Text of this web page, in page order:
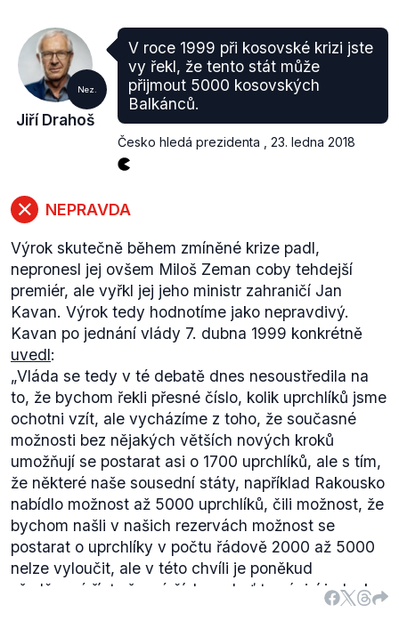
věroučnými dogmaty, nemá v Evropě co
pohledávat.
Jiří Drahoš se v rozhovoru proInfo.cz postavil i proti
ekonomickým migrantům (především z Afriky a
dalších lidnatých zemí).
Nez.
Jiří Drahoš
V roce 1999 při kosovské krizi jste
vy řekl, že tento stát může
přijmout 5000 kosovských
Balkánců.
Česko hledá prezidenta 23. ledna 2018
NEPRAVDA
Výrok skutečně během zmíněné krize padl,
nepronesl jej ovšem Miloš Zeman coby tehdejší
premiér, ale vyřkl jej jeho ministr zahraničí Jan
Kavan. Výrok tedy hodnotíme jako nepravdivý.
Kavan po jednání vlády 7. dubna 1999 konkrétně
uvedl:
„Vláda se tedy v té debatě dnes nesoustředila na
to, že bychom řekli přesné číslo, kolik uprchlíků jsme
ochotni vzít, ale vycházíme z toho, že současné
možnosti bez nějakých větších nových kroků
umožňují se postarat asi o 1700 uprchlíků, ale s tím,
že některé naše sousední státy, například Rakousko
nabídlo možnost až 5000 uprchlíků, čili možnost, že
bychom našli v našich rezervách možnost se
postarat o uprchlíky v počtu řádově 2000 až 5000
nelze vyloučit, ale v této chvíli je poněkud
předčasné říct přesné číslo, neboť to závisí jednak
na tom množství uprchlíků, jednak samozřejmě na